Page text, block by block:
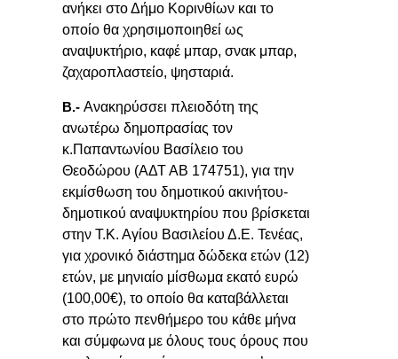
ανήκει στο Δήμο Κορινθίων και το
οποίο θα χρησιμοποιηθεί ως
αναψυκτήριο, καφέ μπαρ, σνακ μπαρ,
ζαχαροπλαστείο, ψησταριά.
Β.- Ανακηρύσσει πλειοδότη της
ανωτέρω δημοπρασίας τον
κ.Παπαντωνίου Βασίλειο του
Θεοδώρου (ΑΔΤ ΑΒ 174751), για την
εκμίσθωση του δημοτικού ακινήτου-
δημοτικού αναψυκτηρίου που βρίσκεται
στην Τ.Κ. Αγίου Βασιλείου Δ.Ε. Τενέας,
για χρονικό διάστημα δώδεκα ετών (12)
ετών, με μηνιαίο μίσθωμα εκατό ευρώ
(100,00€), το οποίο θα καταβάλλεται
στο πρώτο πενθήμερο του κάθε μήνα
και σύμφωνα με όλους τους όρους που